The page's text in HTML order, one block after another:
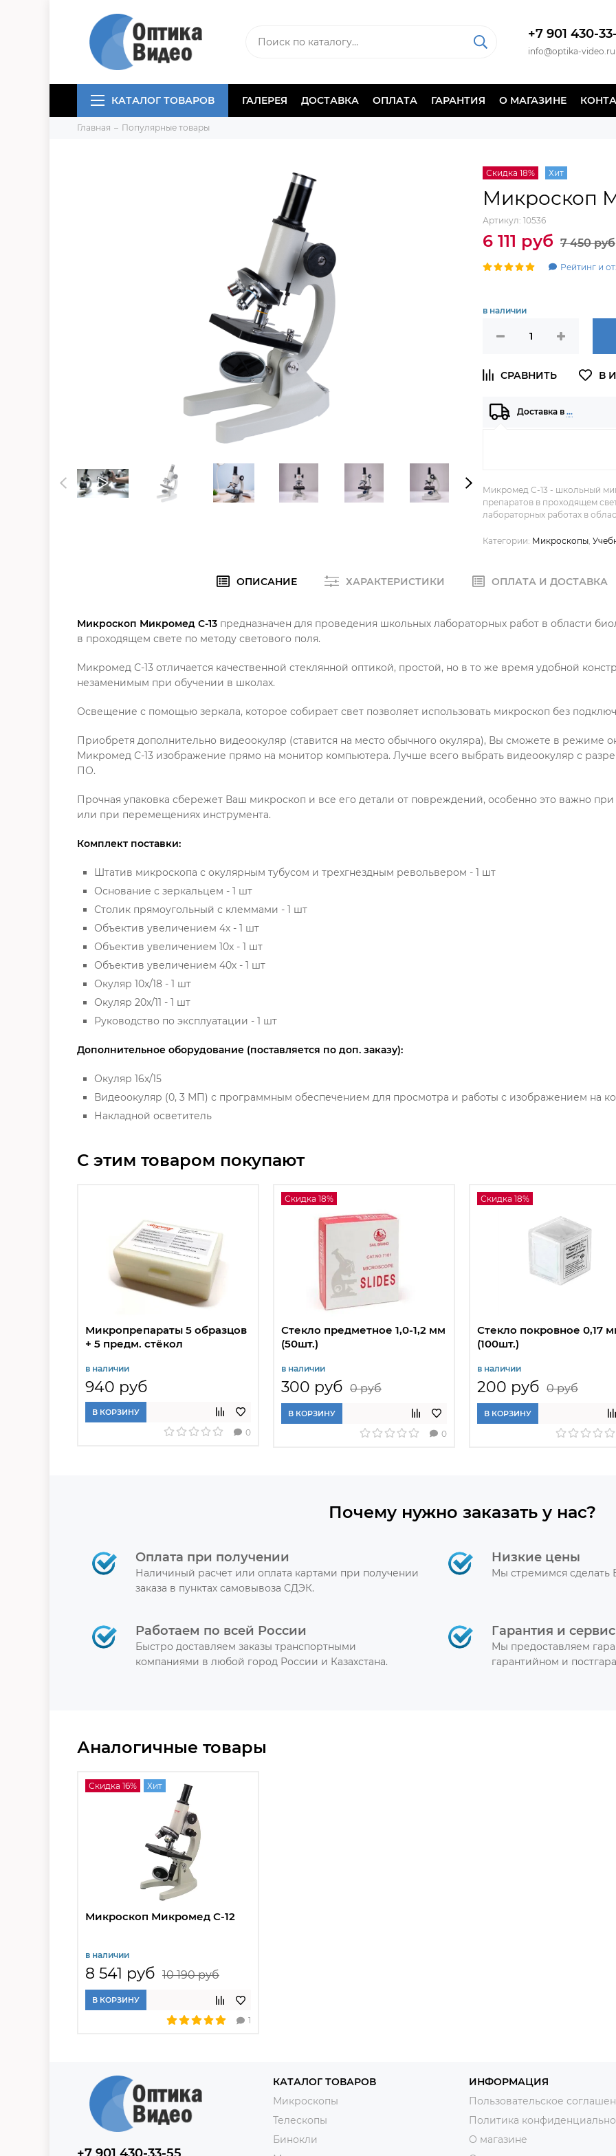
+7 901 430-
info@optika-video.ru
КАТАЛОГ ТОВАРОВ ГАЛЕРЕЯ ДОСТАВКА ОПЛАТА ГАРАНТИЯ О МАГАЗИНЕ
Главная Популярные товары
Скидка 18% Хит
Микроскоп
Артикул: 10536
6 111 руб 7 450 руб
Рейтинг и
в наличии
Доставка в …
Микромед C-13 - школьный
препаратов в проходящем
лабораторных работах в
Категории: Микроскопы
ОПИСАНИЕ ХАРАКТЕРИСТИКИ ОПЛАТА И ДОСТАВКА
Микроскоп Микромед С-13 предназначен для проведения школьных лабораторных работ в области
в проходящем свете по методу светового поля.
Микромед С-13 отличается качественной стеклянной оптикой, простой, но в то же время удобной
незаменимым при обучении в школах.
Освещение с помощью зеркала, которое собирает свет позволяет использовать микроскоп без
Приобретя дополнительно видеоокуляр (ставится на место обычного окуляра), Вы сможете в режиме
Микромед С-13 изображение прямо на монитор компьютера. Лучше всего выбрать видеоокуляр с
ПО.
Прочная упаковка сбережет Ваш микроскоп и все его детали от повреждений, особенно это важно
или при перемещениях инструмента.
Комплект поставки:
Штатив микроскопа с окулярным тубусом и трехгнездным револьвером - 1 шт
Основание с зеркальцем - 1 шт
Столик прямоугольный с клеммами - 1 шт
Объектив увеличением 4х - 1 шт
Объектив увеличением 10х - 1 шт
Объектив увеличением 40х - 1 шт
Окуляр 10х/18 - 1 шт
Окуляр 20х/11 - 1 шт
Руководство по эксплуатации - 1 шт
Дополнительное оборудование (поставляется по доп. заказу):
Окуляр 16х/15
Видеоокуляр (0, 3 МП) с программным обеспечением для просмотра и работы с изображением на
Накладной осветитель
С этим товаром покупают
Микропрепараты 5 образцов
+ 5 предм. стёкол
в наличии
940 руб
В КОРЗИНУ
0
Скидка 18%
Стекло предметное 1,0-1,2 мм
(50шт.)
в наличии
300 руб 0 руб
В КОРЗИНУ
0
Скидка 18%
Стекло покровное 0,17
(100шт.)
в наличии
200 руб 0 руб
В КОРЗИНУ
Почему нужно заказать у нас?
Оплата при получении
Наличиный расчет или оплата картами при получении
заказа в пунктах самовывоза СДЭК.
Низкие цены
Мы стремимся
Работаем по всей России
Быстро доставляем заказы транспортными
компаниями в любой город России и Казахстана.
Гарантия и сервис
Мы предоставляем
гарантийном и
Аналогичные товары
Скидка 16% Хит
Микроскоп Микромед С-12
в наличии
8 541 руб 10 190 руб
В КОРЗИНУ
1
КАТАЛОГ ТОВАРОВ
Микроскопы
Телескопы
Бинокли
ИНФОРМАЦИЯ
Пользовательское
Политика
О магазине